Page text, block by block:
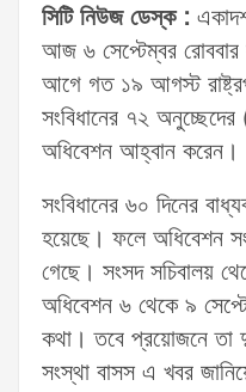
সিটি নিউজ ডেস্ক :
আজ ৬ সেপ্টেম্বর
আগে গত ১৯ আগস্ট
সংবিধানের ৭২
অধিবেশন আহ্বান করেন।
সংবিধানের ৬০ দিনের
হয়েছে। ফলে অধিবেশন
গেছে। সংসদ সচিবালয়
অধিবেশন ৬ থেকে ৯
কথা। তবে প্রয়োজনে তা
সংস্থা বাসস এ খবর